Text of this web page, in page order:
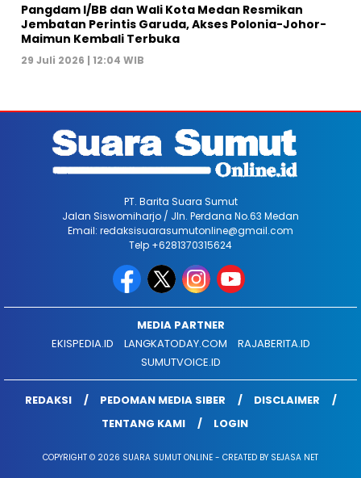
Pangdam I/BB dan Wali Kota Medan Resmikan
Jembatan Perintis Garuda, Akses Polonia-Johor-
Maimun Kembali Terbuka
29 Juli 2026 | 12:04 WIB
PT. Barita Suara Sumut
Jalan Siswomiharjo / Jln. Perdana No.63 Medan
Email: redaksisuarasumutonline@gmail.com
Telp +6281370315624
MEDIA PARTNER
EKISPEDIA.ID
LANGKATODAY.COM
RAJABERITA.ID
SUMUTVOICE.ID
REDAKSI PEDOMAN MEDIA SIBER
DISCLAIMER
TENTANG KAMI
LOGIN
COPYRIGHT © 2026 SUARA SUMUT ONLINE - CREATED BY SEJASA NET